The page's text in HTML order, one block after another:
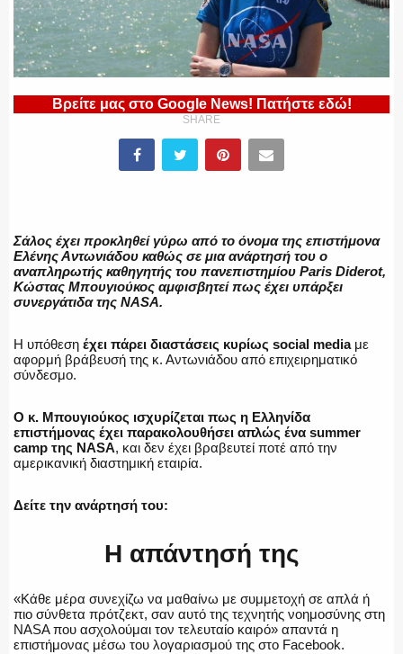
ΕΚΑΜ
ΥΑΤ/ΥΜΕΤ
ΠΥΡΟΣΒΕΣΤΙΚΗ
ΛΙΜΕΝΙΚΟ
ΕΝΟΠΛΕΣ ΔΥΝΑΜΕΙΣ
ΑΣΤΥΝΟΜΙΚΟ ΡΕΠΟΡΤΑΖ
Βρείτε μας στο Google News! Πατήστε εδώ!
SHARE
Σάλος έχει προκληθεί γύρω από το όνομα της επιστήμονα
Ελένης Αντωνιάδου καθώς σε μια ανάρτησή του ο
αναπληρωτής καθηγητής του πανεπιστημίου Paris Diderot,
Κώστας Μπουγιούκος αμφισβητεί πως έχει υπάρξει
συνεργάτιδα της NASA.
Η υπόθεση έχει πάρει διαστάσεις κυρίως social mediaμε
αφορμή βράβευσή της κ. Αντωνιάδου από επιχειρηματικό
σύνδεσμο.
Ο κ. Μπουγιούκος ισχυρίζεται πως η Ελληνίδα
επιστήμονας έχει παρακολουθήσει απλώς ένα summer
camp της NASA, και δεν έχει βραβευτεί ποτέ από την
αμερικανική διαστημική εταιρία.
Δείτε την ανάρτησή του:
H απάντησή της
«Κάθε μέρα συνεχίζω να μαθαίνω με συμμετοχή σε απλά ή
πιο σύνθετα πρότζεκτ, σαν αυτό της τεχνητής νοημοσύνης στη
ΝASA που ασχολούμαι τον τελευταίο καιρό» απαντά η
επιστήμονας μέσω του λογαριασμού της στο Facebook.